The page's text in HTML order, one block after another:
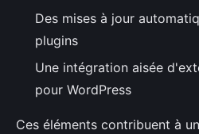
Des mises à jour
plugins
Une intégration aisée
pour WordPress
Ces éléments contribuent à